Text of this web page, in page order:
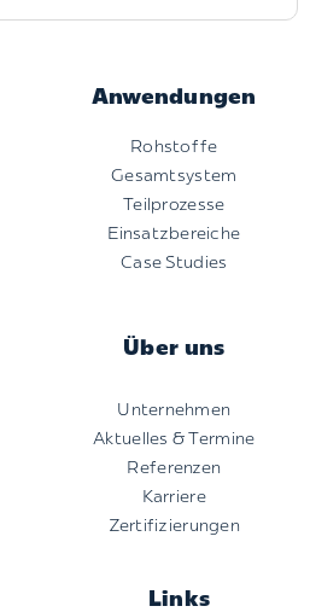
Anwendungen
Rohstoffe
Gesamtsystem
Teilprozesse
Einsatzbereiche
Case Studies
Über uns
Unternehmen
Aktuelles & Termine
Referenzen
Karriere
Zertifizierungen
Links